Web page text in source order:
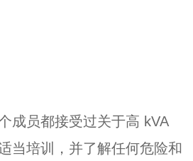
员都接受过关于高 kVA
当培训，并了解任何危险和